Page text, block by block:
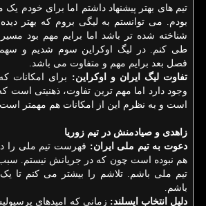
تیم های بهتر پیشنهاد داشتم اما برای خودم یک
بودم. می توانستم به لیگی بروم که بهتر
شناخته شده تر باشد اما برایم مهم بود
طی کنم. در لیگ اوکراین سوم شدیم ‏‬و سهمیه
فصل بعد برایم مهم و متفاوت می باشد.
تفاوت لیگ ایران و اوکراین: برای امکانات
وجود دارد اما مهم ترین تفاوت، ذهنیتی است
است و به نظرم این از امکانات هم مهمتر است.
زاهدی و صیادمنش در تیم زوریا
دعوت به تیم ملی ایران: فهرست تیم ملی را
هم نبوده است چون که در جریانش نیستم.
تیم ملی باشم. تلاشم را بیشتر می کنم تا
باشم.
دلیل انتخاب ایسلند: زمانی که امیدهای